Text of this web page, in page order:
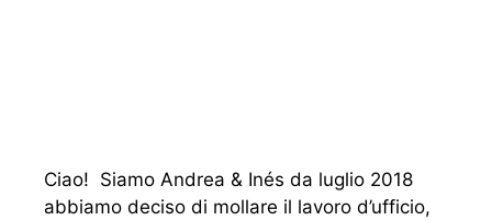
Ciao! Siamo Andrea & Inés da luglio 2018
abbiamo deciso di mollare il lavoro d’ufficio,